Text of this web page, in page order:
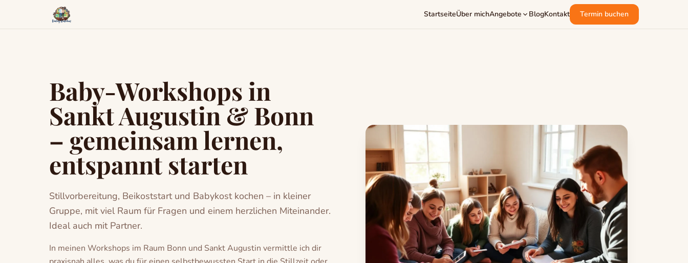
StartseiteÜber michAngebote BlogKontakt Termin buchen
Baby-Workshops in
Sankt Augustin & Bonn
– gemeinsam lernen,
entspannt starten
Stillvorbereitung, Beikoststart und Babykost kochen – in kleiner
Gruppe, mit viel Raum für Fragen und einem herzlichen Miteinander.
Ideal auch mit Partner.
In meinen Workshops im Raum Bonn und Sankt Augustin vermittle ich dir